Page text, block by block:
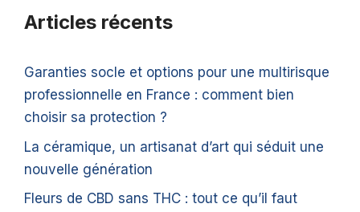
Articles récents
Garanties socle et options pour une multirisque
professionnelle en France : comment bien
choisir sa protection ?
La céramique, un artisanat d’art qui séduit une
nouvelle génération
Fleurs de CBD sans THC : tout ce qu’il faut